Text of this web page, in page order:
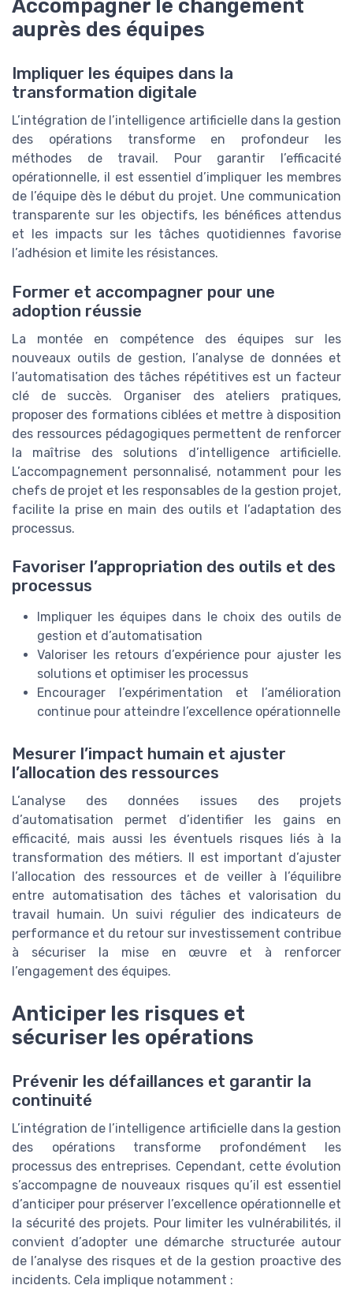
Accompagner le changement
auprès des équipes
Impliquer les équipes dans la
transformation digitale
L’intégration de l’intelligence artificielle dans la gestion
des opérations transforme en profondeur les
méthodes de travail. Pour garantir l’efficacité
opérationnelle, il est essentiel d’impliquer les membres
de l’équipe dès le début du projet. Une communication
transparente sur les objectifs, les bénéfices attendus
et les impacts sur les tâches quotidiennes favorise
l’adhésion et limite les résistances.
Former et accompagner pour une
adoption réussie
La montée en compétence des équipes sur les
nouveaux outils de gestion, l’analyse de données et
l’automatisation des tâches répétitives est un facteur
clé de succès. Organiser des ateliers pratiques,
proposer des formations ciblées et mettre à disposition
des ressources pédagogiques permettent de renforcer
la maîtrise des solutions d’intelligence artificielle.
L’accompagnement personnalisé, notamment pour les
chefs de projet et les responsables de la gestion projet,
facilite la prise en main des outils et l’adaptation des
processus.
Favoriser l’appropriation des outils et des
processus
Impliquer les équipes dans le choix des outils de
gestion et d’automatisation
Valoriser les retours d’expérience pour ajuster les
solutions et optimiser les processus
Encourager l’expérimentation et l’amélioration
continue pour atteindre l’excellence opérationnelle
Mesurer l’impact humain et ajuster
l’allocation des ressources
L’analyse des données issues des projets
d’automatisation permet d’identifier les gains en
efficacité, mais aussi les éventuels risques liés à la
transformation des métiers. Il est important d’ajuster
l’allocation des ressources et de veiller à l’équilibre
entre automatisation des tâches et valorisation du
travail humain. Un suivi régulier des indicateurs de
performance et du retour sur investissement contribue
à sécuriser la mise en œuvre et à renforcer
l’engagement des équipes.
Anticiper les risques et
sécuriser les opérations
Prévenir les défaillances et garantir la
continuité
L’intégration de l’intelligence artificielle dans la gestion
des opérations transforme profondément les
processus des entreprises. Cependant, cette évolution
s’accompagne de nouveaux risques qu’il est essentiel
d’anticiper pour préserver l’excellence opérationnelle et
la sécurité des projets. Pour limiter les vulnérabilités, il
convient d’adopter une démarche structurée autour
de l’analyse des risques et de la gestion proactive des
incidents. Cela implique notamment :